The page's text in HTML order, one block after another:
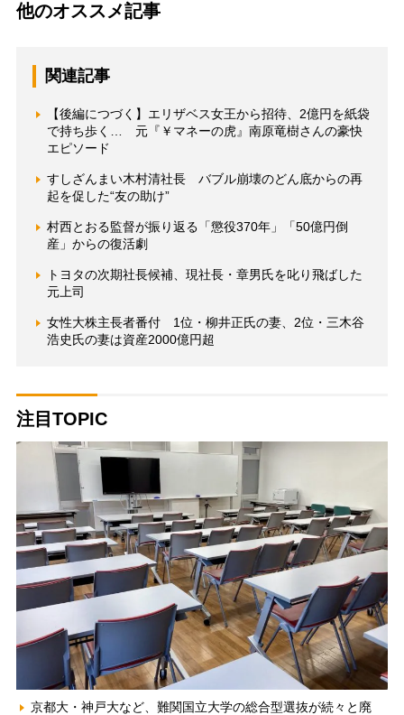
他のオススメ記事
関連記事
【後編につづく】エリザベス女王から招待、2億円を紙袋
で持ち歩く… 元『￥マネーの虎』南原竜樹さんの豪快
エピソード
すしざんまい木村清社長 バブル崩壊のどん底からの再
起を促した“友の助け”
村西とおる監督が振り返る「懲役370年」「50億円倒
産」からの復活劇
トヨタの次期社長候補、現社長・章男氏を叱り飛ばした
元上司
女性大株主長者番付 1位・柳井正氏の妻、2位・三木谷
浩史氏の妻は資産2000億円超
注目TOPIC
京都大・神戸大など、難関国立大学の総合型選抜が続々と廃